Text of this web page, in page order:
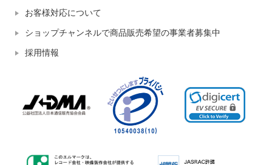
お客様対応について
ショップチャンネルで商品販売希望の事業者募集中
採用情報